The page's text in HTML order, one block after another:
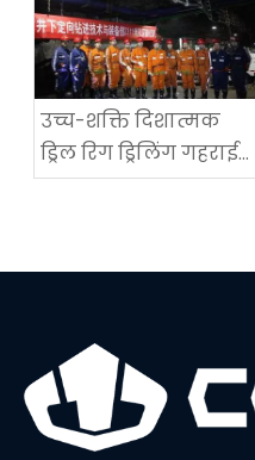
उच्च-शक्ति दिशात्मक
ड्रिल रिग ड्रिलिंग गहराई
में एक नया विश्व रिकॉर्ड